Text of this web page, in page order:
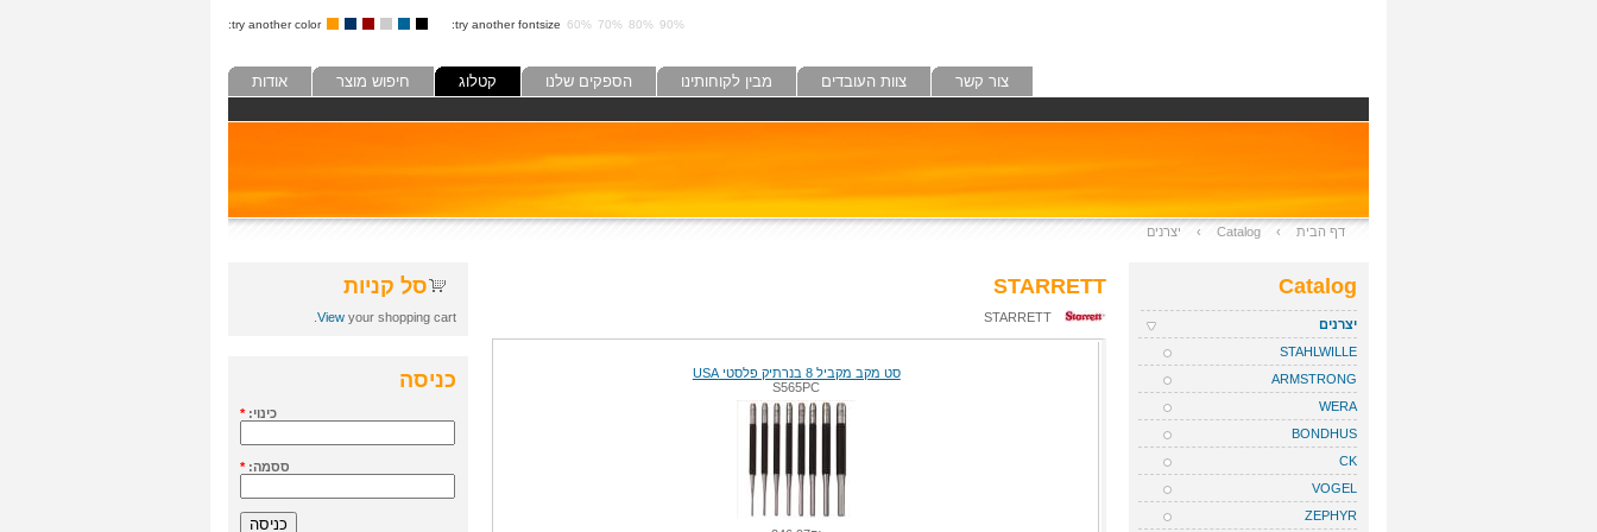
try another color: try another fontsize: 60% 70% 80% 90%
אודות חיפוש מוצר קטלוג הספקים שלנו מבין לקוחותינו צוות העובדים צור קשר
דף הבית ›
Catalog
› יצרנים
סל קניות
Viewyour shopping cart.
כניסה
כינוי:*
ססמה:*
STARRETT
STARRETT
סט מקב מקביל 8 בנרתיק פלסטי USA
S565PC
Catalog
יצרנים
STAHLWILLE
ARMSTRONG
WERA
BONDHUS
CK
VOGEL
ZEPHYR